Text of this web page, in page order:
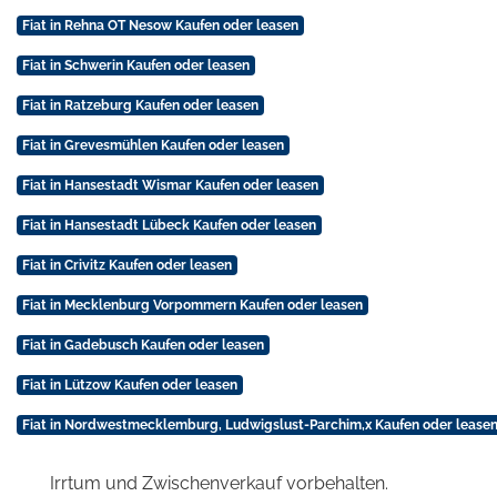
Fiat in Rehna OT Nesow Kaufen oder leasen
Fiat in Schwerin Kaufen oder leasen
Fiat in Ratzeburg Kaufen oder leasen
Fiat in Grevesmühlen Kaufen oder leasen
Fiat in Hansestadt Wismar Kaufen oder leasen
Fiat in Hansestadt Lübeck Kaufen oder leasen
Fiat in Crivitz Kaufen oder leasen
Fiat in Mecklenburg Vorpommern Kaufen oder leasen
Fiat in Gadebusch Kaufen oder leasen
Fiat in Lützow Kaufen oder leasen
Fiat in Nordwestmecklemburg, Ludwigslust-Parchim,x Kaufen oder leasen
Irrtum und Zwischenverkauf vorbehalten.